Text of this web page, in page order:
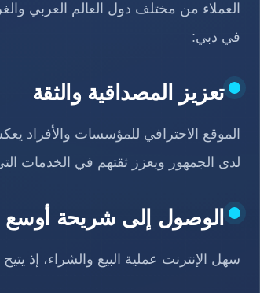
العملاء من مختلف دول العالم العربي
في دبي:
تعزيز المصداقية والثقة
الموقع الاحترافي للمؤسسات والأفراد
لدى الجمهور ويعزز ثقتهم في الخدمات
الوصول إلى شريحة أوسع
سهل الإنترنت عملية البيع والشراء، إذ